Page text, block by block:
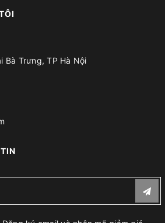
Bà Trưng, TP Hà Nội